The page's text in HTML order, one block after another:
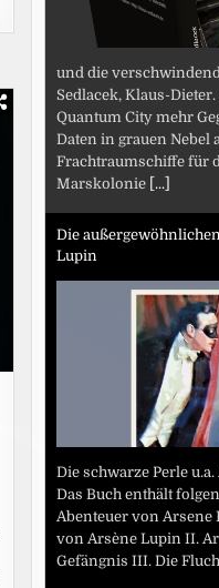
und die
Sedlacek, Klaus-
Quantum City mehr
Daten in grauen Nebel
Frachtraumschiffe für
Marskolonie [...]
Die
Lupin
Die schwarze Perle
Das Buch enthält
Abenteuer von Arsene
von Arsène Lupin II.
Gefängnis III. Die